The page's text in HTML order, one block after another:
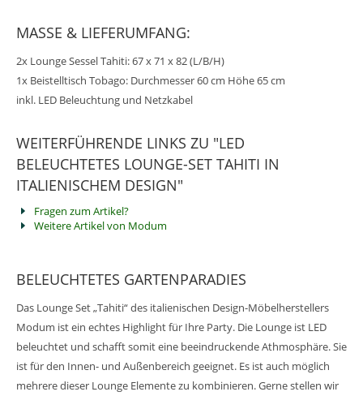
MASSE & LIEFERUMFANG:
2x Lounge Sessel Tahiti: 67 x 71 x 82 (L/B/H)
1x Beistelltisch Tobago: Durchmesser 60 cm Höhe 65 cm
inkl. LED Beleuchtung und Netzkabel
WEITERFÜHRENDE LINKS ZU "LED
BELEUCHTETES LOUNGE-SET TAHITI IN
ITALIENISCHEM DESIGN"
Fragen zum Artikel?
Weitere Artikel von Modum
BELEUCHTETES GARTENPARADIES
Das Lounge Set „Tahiti“ des italienischen Design-Möbelherstellers
Modum ist ein echtes Highlight für Ihre Party. Die Lounge ist LED
beleuchtet und schafft somit eine beeindruckende Athmosphäre. Sie
ist für den Innen- und Außenbereich geeignet. Es ist auch möglich
mehrere dieser Lounge Elemente zu kombinieren. Gerne stellen wir